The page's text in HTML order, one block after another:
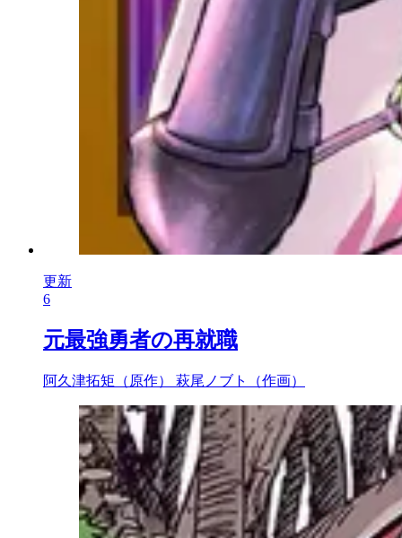
更新
6
元最強勇者の再就職
阿久津拓矩（原作） 萩尾ノブト（作画）